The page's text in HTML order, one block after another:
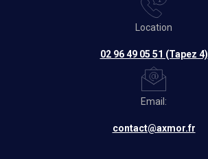
Location
02 96 49 05 51 (Tapez 4)
Email:
contact@axmor.fr